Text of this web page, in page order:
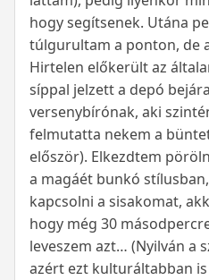
hogy segítsenek. Utána
túlgurultam a ponton, de
Hirtelen előkerült az
síppal jelzett a depó
versenybírónak, aki
felmutatta nekem a
először). Elkezdtem
a magáét bunkó
kapcsolni a sisakomat,
hogy még 30
leveszem azt… (Nyilván a
azért ezt kulturáltabban